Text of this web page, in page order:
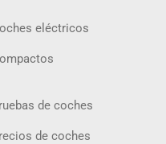
eléctricos
de coches
de coches